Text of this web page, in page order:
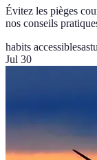
Évitez les pièges
nos conseils
habits accessibles
Jul 30